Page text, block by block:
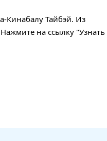
Кинабалу Тайбэй. Из
на ссылку "Узнать